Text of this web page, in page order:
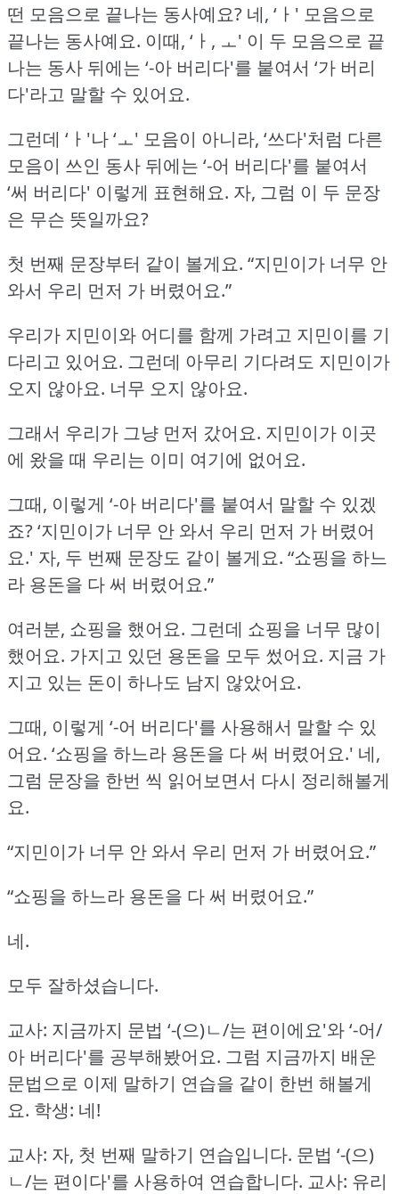
떤 모음으로 끝나는 동사예요? 네, ‘ㅏ' 모음으로
끝나는 동사예요. 이때, ‘ㅏ, ㅗ' 이 두 모음으로 끝
나는 동사 뒤에는 ‘-아 버리다'를 붙여서 ‘가 버리
다'라고 말할 수 있어요.
그런데 ‘ㅏ'나 ‘ㅗ' 모음이 아니라, ‘쓰다'처럼 다른
모음이 쓰인 동사 뒤에는 ‘-어 버리다'를 붙여서
‘써 버리다' 이렇게 표현해요. 자, 그럼 이 두 문장
은 무슨 뜻일까요?
첫 번째 문장부터 같이 볼게요. “지민이가 너무 안
와서 우리 먼저 가 버렸어요.”
우리가 지민이와 어디를 함께 가려고 지민이를 기
다리고 있어요. 그런데 아무리 기다려도 지민이가
오지 않아요. 너무 오지 않아요.
그래서 우리가 그냥 먼저 갔어요. 지민이가 이곳
에 왔을 때 우리는 이미 여기에 없어요.
그때, 이렇게 ‘-아 버리다'를 붙여서 말할 수 있겠
죠?‘지민이가 너무 안 와서 우리 먼저 가 버렸어
요.' 자, 두 번째 문장도 같이 볼게요. “쇼핑을 하느
라 용돈을 다 써 버렸어요.”
여러분, 쇼핑을 했어요. 그런데 쇼핑을 너무 많이
했어요. 가지고 있던 용돈을 모두 썼어요. 지금 가
지고 있는 돈이 하나도 남지 않았어요.
그때, 이렇게 ‘-어 버리다'를 사용해서 말할 수 있
어요. ‘쇼핑을 하느라 용돈을 다 써 버렸어요.' 네,
그럼 문장을 한번 씩 읽어보면서 다시 정리해볼게
요.
“지민이가 너무 안 와서 우리 먼저 가 버렸어요.”
“쇼핑을 하느라 용돈을 다 써 버렸어요.”
네.
모두 잘하셨습니다.
교사: 지금까지 문법 ‘-(으)ㄴ/는 편이에요'와 ‘-어/
아 버리다'를 공부해봤어요. 그럼 지금까지 배운
문법으로 이제 말하기 연습을 같이 한번 해볼게
요. 학생: 네!
교사: 자, 첫 번째 말하기 연습입니다. 문법 ‘-(으)
ㄴ/는 편이다'를 사용하여 연습합니다. 교사: 유리